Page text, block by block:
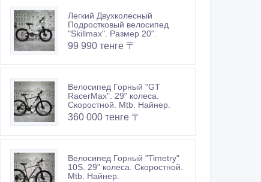
Легкий Двухколесный
Подростковый велосипед
"Skillmax". Размер 20".
99 990 тенге 〒
Велосипед Горный "GT
RacerMax". 29" колеса.
Скоростной. Mtb. Найнер.
360 000 тенге 〒
Велосипед Горный "Timetry"
10S. 29" колеса. Скоростной.
Mtb. Найнер.